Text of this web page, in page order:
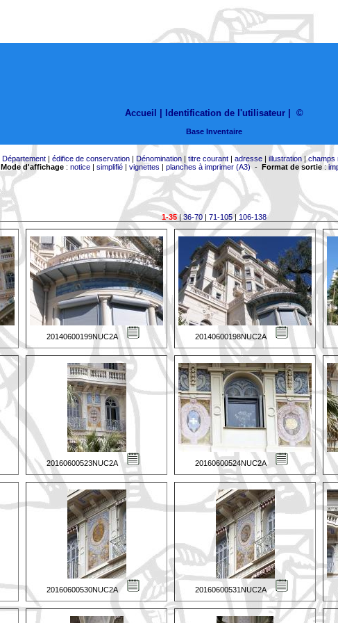
Accueil | Identification de l'utilisateur ©
Base Inventaire
Département| édifice de conservation| Dénomination| titre courant| adresse| illustration|champs
Mode d'affichage: notice| simplifié| vignettes | planches à imprimer (A3)- Format de sortie:
1-35|36-70| 71-105| 106-138
20140600199NUC2A 20140600198NUC2A
20160600523NUC2A 20160600524NUC2A
20160600530NUC2A 20160600531NUC2A